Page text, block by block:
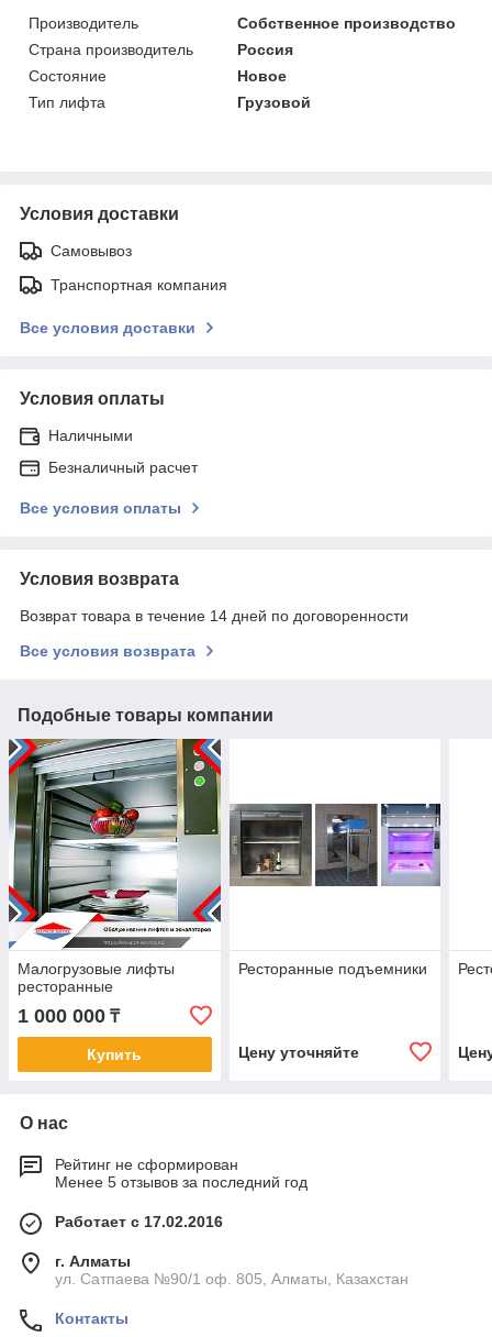
Производитель
Собственное производство
Страна производитель
Россия
Состояние
Новое
Тип лифта
Грузовой
Условия доставки
Самовывоз
Транспортная компания
Все условия доставки
Условия оплаты
Наличными
Безналичный расчет
Все условия оплаты
Условия возврата
Возврат товара в течение 14 дней по договоренности
Все условия возврата
Подобные товары компании
Малогрузовые лифты
ресторанные
1 000 000 ₸
Купить
Ресторанные подъемники
Цену уточняйте
О нас
Рейтинг не сформирован
Менее 5 отзывов за последний год
Работает с 17.02.2016
г. Алматы
ул. Сатпаева №90/1 оф. 805, Алматы, Казахстан
Контакты